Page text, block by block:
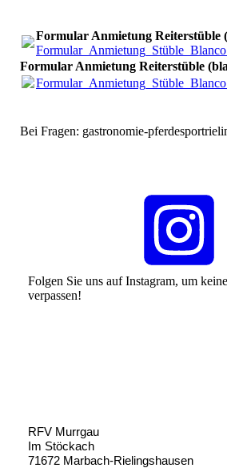
Formular Anmietung Reiterstüble
Formular Anmietung Reiterstüble
Bei Fragen: gastronomie-
Folgen Sie uns auf Instagram, um
verpassen!
RFV Murrgau
Im Stöckach
71672 Marbach-Rielingshausen